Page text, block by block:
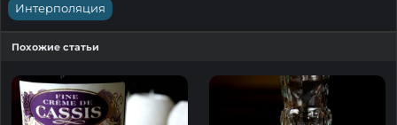
Интерполяция
Похожие статьи